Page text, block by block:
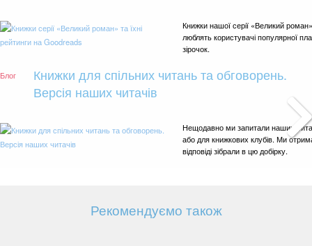
Книжки нашої серії «Великий
люблять користувачі популярної
зірочок.
Блог
Книжки для спільних читань та обговорень.
Версія наших читачів
Нещодавно ми запитали наших
або для книжкових клубів. Ми
відповіді зібрали в цю добірку.
Рекомендуємо також